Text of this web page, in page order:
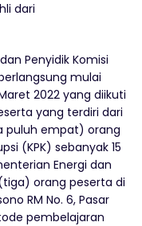
dari
Penyidik Komisi
mulai
2022 yang diikuti
yang terdiri dari
puluh empat) orang
(KPK) sebanyak 15
Energi dan
orang peserta di
RM No. 6, Pasar
pembelajaran